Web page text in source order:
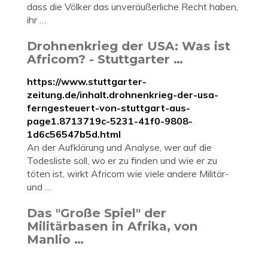
dass die Völker das unveräußerliche Recht haben,
ihr …
Drohnenkrieg der USA: Was ist
Africom? - Stuttgarter …
https://www.stuttgarter-
zeitung.de/inhalt.drohnenkrieg-der-usa-
ferngesteuert-von-stuttgart-aus-
page1.8713719c-5231-41f0-9808-
1d6c56547b5d.html
An der Aufklärung und Analyse, wer auf die
Todesliste soll, wo er zu finden und wie er zu
töten ist, wirkt Africom wie viele andere Militär-
und …
Das "Große Spiel" der
Militärbasen in Afrika, von
Manlio …